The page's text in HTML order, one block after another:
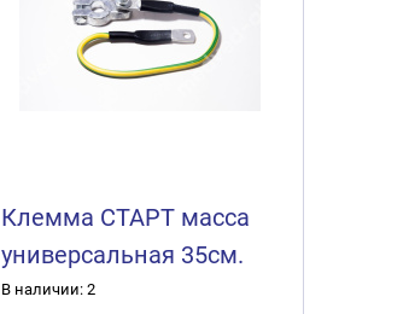
Клемма СТАРТ масса
универсальная 35см.
(свинец)
В наличии: 2